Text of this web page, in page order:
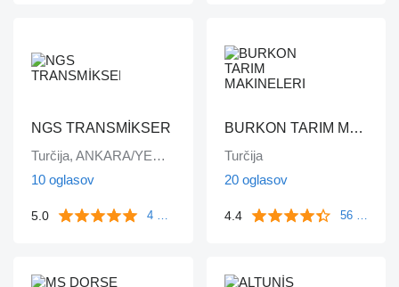
NGS TRANSMİKSER
Turčija, ANKARA/YENİMAHALLE
10 oglasov
5.0 4 mnenji
BURKON TARIM MAKINELERI
Turčija
20 oglasov
4.4 56 mnenj